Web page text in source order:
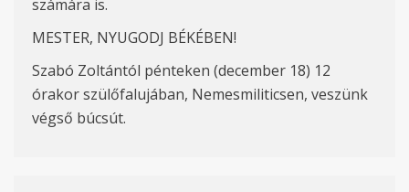
számára is.
MESTER, NYUGODJ BÉKÉBEN!
Szabó Zoltántól pénteken (december 18) 12
órakor szülőfalujában, Nemesmiliticsen, veszünk
végső búcsút.